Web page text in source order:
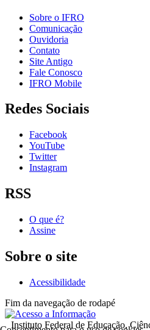
Sobre o IFRO
Comunicação
Ouvidoria
Contato
Site Antigo
Fale Conosco
IFRO Mobile
Redes Sociais
Facebook
YouTube
Twitter
Instagram
RSS
O que é?
Assine
Sobre o site
Acessibilidade
Fim da navegação de rodapé
Instituto Federal de Educação,